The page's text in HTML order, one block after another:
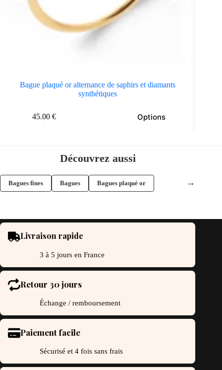
Bague plaqué or alternance de saphirs et diamants
synthétiques
45.00 € Options
être
du
Découvrez aussi
Bagues fines Bagues Bagues plaqué or →
Livraison rapide
3 à 5 jours en France
Retour 30 jours
Échange / remboursement
Paiement facile
Sécurisé et 4 fois sans frais